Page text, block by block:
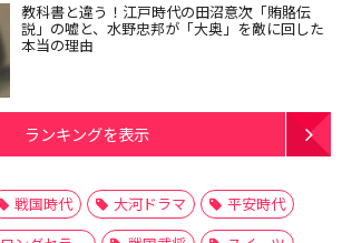
教科書と違う！江戸時代の田沼意次「賄賂伝
説」の嘘と、水野忠邦が「大奥」を敵に回した
本当の理由
ランキングを表示
戦国時代 大河ドラマ
平安時代